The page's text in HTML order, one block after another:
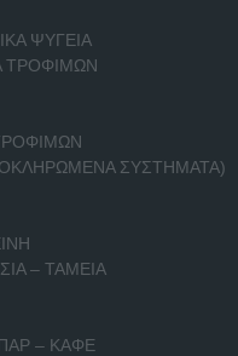
ΨΥΓΕΙΑ
ΤΡΟΦΙΜΩΝ
ΣΥΣΤΗΜΑΤΑ)
– ΤΑΜΕΙΑ
– ΚΑΦΕ